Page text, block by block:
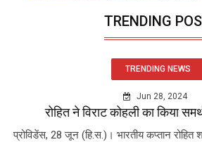
TRENDING
TRENDING NEWS
Jun 28, 2024
रोहित ने विराट कोहली का किया
प्रोविडेंस, 28 जून (हि.स.)। भारतीय कप्तान रोहित